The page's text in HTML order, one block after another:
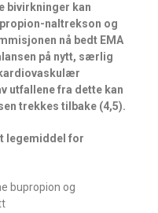
bivirkninger kan
naltrekson og
nå bedt EMA
på nytt, særlig
utfallene fra dette kan
trekkes tilbake (4,5).
legemiddel for
bupropion og